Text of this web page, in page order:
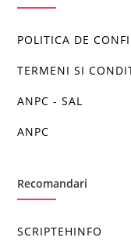
POLITICA DE
TERMENI SI
ANPC - SAL
ANPC
Recomandari
SCRIPTEHINFO